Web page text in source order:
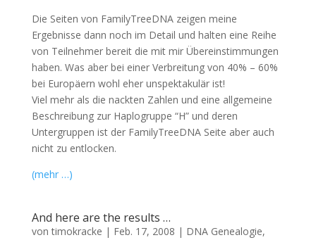
Die Seiten von FamilyTreeDNA zeigen meine
Ergebnisse dann noch im Detail und halten eine Reihe
von Teilnehmer bereit die mit mir Übereinstimmungen
haben. Was aber bei einer Verbreitung von 40% – 60%
bei Europäern wohl eher unspektakulär ist!
Viel mehr als die nackten Zahlen und eine allgemeine
Beschreibung zur Haplogruppe “H” und deren
Untergruppen ist der FamilyTreeDNA Seite aber auch
nicht zu entlocken.
(mehr …)
And here are the results …
vontimokracke | Feb. 17, 2008 | DNA Genealogie,